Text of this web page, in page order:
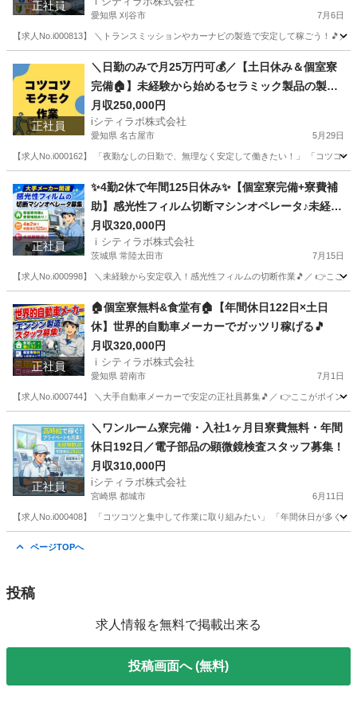
正社員
愛知県 刈谷市 7月6日
【求人No.i000813】 ＼トランスミッションやカーナビの製造で安定して稼ごう！🎵
その他 未経験
正社員
＼日勤のみで月25万円可💰／【土日休み＆個室寮
完備🏠】未経験から始めるセラミック製品の製
造・検品スタッフ✨
月収250,000円
iシティラボ株式会社
愛知県 名古屋市 5月29日
【求人No.i000162】 「夜勤なしの日勤で、無理なく安定して働きたい！」 「コツコ
その他 未経験
正社員
✨4勤2休で年間125日休み✨【個室寮完備+寮費補
助】感光性フィルム切断マシンオペレータ♪未経験
者歓迎
月収320,000円
ｉシティラボ株式会社
茨城県 常陸太田市 7月15日
【求人No.i000998】 ＼未経験から安定収入！感光性フィルムの切断作業🎵／ 👉ここ
常陸太田市 その他 未経験
正社員
🏠個室寮無料&食堂有🏠【年間休日122日×土日
休】世界的自動車メーカーでガッツリ稼げる🎵
月収320,000円
ｉシティラボ株式会社
愛知県 碧南市 7月1日
【求人No.i000744】 ＼大手自動車メーカーで安定の正社員募集🎵／ 👉ここがポイン
正社員
＼ワンルーム寮完備・入社1ヶ月目寮費無料・年間
休日192日／電子部品の顕微鏡検査スタッフ募集！
月収310,000円
iシティラボ株式会社
宮崎県 都城市 6月11日
【求人No.i000408】 「コツコツと集中して作業に取り組みたい」 「年間休日が多く
ページTOPへ
投稿
求人情報を無料で掲載出来る
投稿画面へ (無料)